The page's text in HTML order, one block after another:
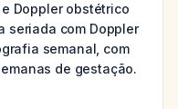
Doppler obstétrico
seriada com Doppler
semanal, com
de gestação.